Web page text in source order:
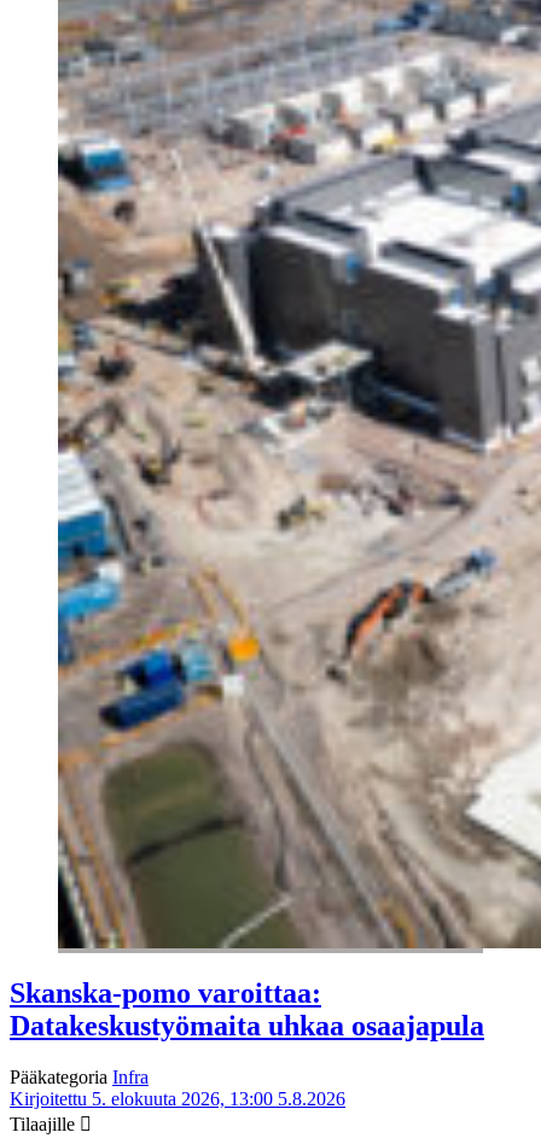
Skanska-pomo varoittaa:
Datakeskustyömaita uhkaa osaajapula
Pääkategoria Infra
Kirjoitettu 5. elokuuta 2026, 13:00 5.8.2026
Tilaajille